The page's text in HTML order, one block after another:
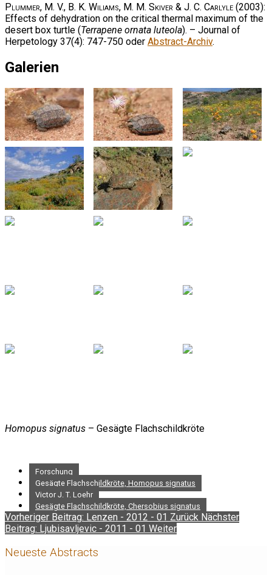
Plummer, M. V., B. K. Wiliams, M. M. Skiver & J. C. Carlyle (2003):
Effects of dehydration on the critical thermal maximum of the
desert box turtle (Terrapene ornata luteola). – Journal of
Herpetology 37(4): 747-750 oder Abstract-Archiv.
Galerien
Homopus signatus – Gesägte Flachschildkröte
Forschung
Gesägte Flachschildkröte, Homopus signatus
Victor J. T. Loehr
Gesägte Flachschildkröte, Chersobius signatus
Vorheriger Beitrag: Lenzen - 2012 - 01 Zurück Nächster
Beitrag: Ljubisavljevic - 2011 - 01 Weiter
Neueste Abstracts